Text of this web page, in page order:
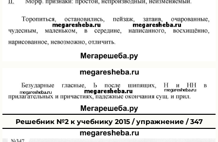
Решебник №2 к учебнику 2015 / упражнение / 347